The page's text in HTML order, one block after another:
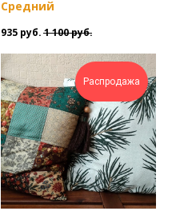
Средний
935 руб. 1 100руб.
Распродажа